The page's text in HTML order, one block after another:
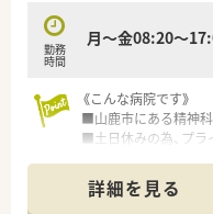
勤務
時間
月～金08:20～
《こんな病院です》
■山鹿市にある精神科
■土日休みの為、プラ
詳細を見る